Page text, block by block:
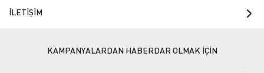
İLETİŞİM
KAMPANYALARDAN HABERDAR OLMAK İÇİN